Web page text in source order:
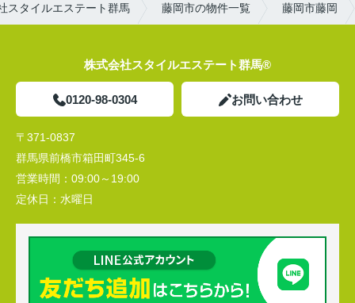
スタイルエステート群馬 藤岡市の物件一覧 藤岡市藤岡
株式会社スタイルエステート群馬®
0120-98-0304 お問い合わせ
〒371-0837
群馬県前橋市箱田町345-6
営業時間： 09:00～19:00
定休日： 水曜日